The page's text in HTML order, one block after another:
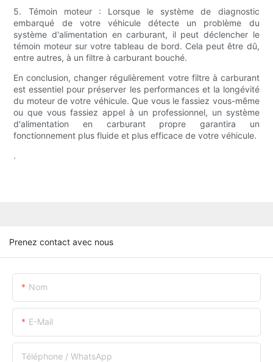
5. Témoin moteur : Lorsque le système de diagnostic
embarqué de votre véhicule détecte un problème du
système d'alimentation en carburant, il peut déclencher le
témoin moteur sur votre tableau de bord. Cela peut être dû,
entre autres, à un filtre à carburant bouché.
En conclusion, changer régulièrement votre filtre à carburant
est essentiel pour préserver les performances et la longévité
du moteur de votre véhicule. Que vous le fassiez vous-même
ou que vous fassiez appel à un professionnel, un système
d'alimentation en carburant propre garantira un
fonctionnement plus fluide et plus efficace de votre véhicule.
.
Prenez contact avec nous
Nom
E-Mail
Téléphone / WhatsApp